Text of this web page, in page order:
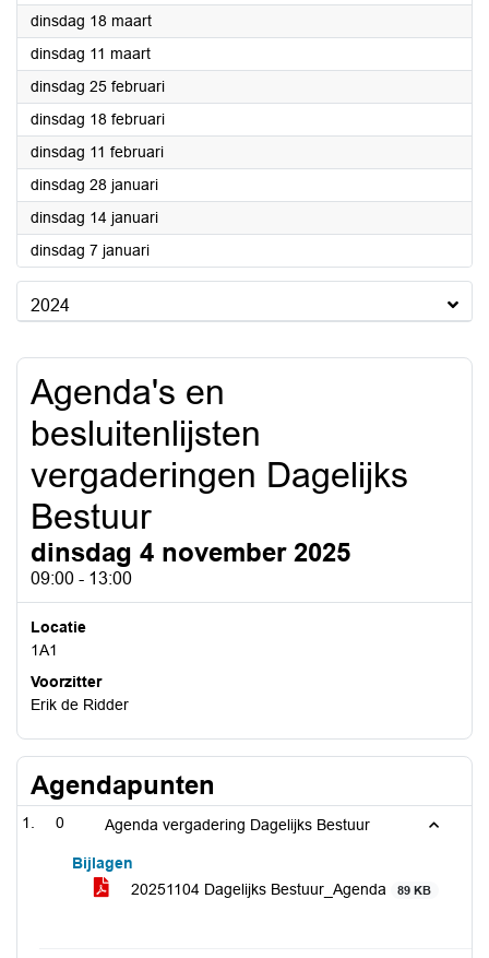
dinsdag 18 maart2025
dinsdag 11 maart2025
dinsdag 25 februari2025
dinsdag 18 februari2025
dinsdag 11 februari2025
dinsdag 28 januari2025
dinsdag 14 januari2025
dinsdag 7 januari2025
2024
Agenda's en
besluitenlijsten
vergaderingen Dagelijks
Bestuur
dinsdag 4 november 2025
09:00 - 13:00
Locatie
1A1
Voorzitter
Erik de Ridder
Agendapunten
0 Agenda vergadering Dagelijks Bestuur
Bijlagen
20251104 Dagelijks Bestuur_Agenda
89 KB